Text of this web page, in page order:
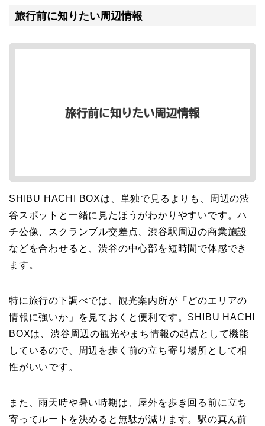
旅行前に知りたい周辺情報
SHIBU HACHI BOXは、単独で見るよりも、周辺の渋
谷スポットと一緒に見たほうがわかりやすいです。ハ
チ公像、スクランブル交差点、渋谷駅周辺の商業施設
などを合わせると、渋谷の中心部を短時間で体感でき
ます。
特に旅行の下調べでは、観光案内所が「どのエリアの
情報に強いか」を見ておくと便利です。SHIBU HACHI
BOXは、渋谷周辺の観光やまち情報の起点として機能
しているので、周辺を歩く前の立ち寄り場所として相
性がいいです。
また、雨天時や暑い時期は、屋外を歩き回る前に立ち
寄ってルートを決めると無駄が減ります。駅の真ん前